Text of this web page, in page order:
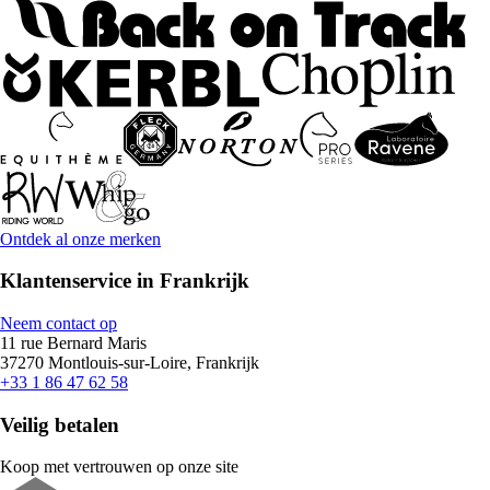
Ontdek al onze merken
Klantenservice in Frankrijk
Neem contact op
11 rue Bernard Maris
37270 Montlouis-sur-Loire, Frankrijk
+33 1 86 47 62 58
Veilig betalen
Koop met vertrouwen op onze site